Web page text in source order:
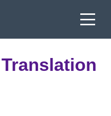
Translation